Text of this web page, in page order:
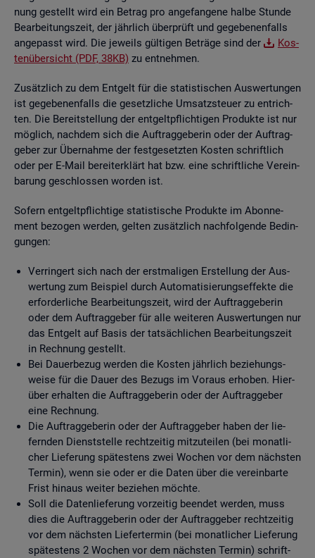
nung ge­stellt wird ein Be­trag pro an­ge­fan­ge­ne halbe Stun­de
Be­ar­bei­tungs­zeit, der jähr­lich über­prüft und ge­ge­be­nen­falls
an­ge­passt wird. Die je­weils gül­ti­gen Be­trä­ge sind der
Kos­
ten­über­sicht (PDF, 38KB) zu ent­neh­men.
Zu­sätz­lich zu dem Ent­gelt für die sta­tis­ti­schen Aus­wer­tun­gen
ist ge­ge­be­nen­falls die ge­setz­li­che Um­satz­steu­er zu ent­rich­
ten. Die Be­reit­stel­lung der ent­gelt­pflich­ti­gen Pro­duk­te ist nur
mög­lich, nach­dem sich die Auf­trag­ge­be­rin oder der Auf­trag­
ge­ber zur Über­nah­me der fest­ge­setz­ten Kos­ten schrift­lich
oder per E-Mail be­reit­er­klärt hat bzw. eine schrift­li­che Ver­ein­
ba­rung ge­schlos­sen wor­den ist.
So­fern ent­gelt­pflich­ti­ge sta­tis­ti­sche Pro­duk­te im Abon­ne­
ment be­zo­gen wer­den, gel­ten zu­sätz­lich nach­fol­gen­de Be­din­
gun­gen:
Ver­rin­gert sich nach der erst­ma­li­gen Er­stel­lung der Aus­
wer­tung zum Bei­spiel durch Au­to­ma­ti­sie­rungs­ef­fek­te die
er­for­der­li­che Be­ar­bei­tungs­zeit, wird der Auf­trag­ge­be­rin
oder dem Auf­trag­ge­ber für alle wei­te­ren Aus­wer­tun­gen nur
das Ent­gelt auf Basis der tat­säch­li­chen Be­ar­bei­tungs­zeit
in Rech­nung ge­stellt.
Bei Dau­er­be­zug wer­den die Kos­ten jähr­lich be­zie­hungs­
wei­se für die Dauer des Be­zugs im Vor­aus er­ho­ben. Hier­
über er­hal­ten die Auf­trag­ge­be­rin oder der Auf­trag­ge­ber
eine Rech­nung.
Die Auf­trag­ge­be­rin oder der Auf­trag­ge­ber haben der lie­
fern­den Dienst­stel­le recht­zei­tig mit­zu­tei­len (bei mo­nat­li­
cher Lie­fe­rung spä­tes­tens zwei Wo­chen vor dem nächs­ten
Ter­min), wenn sie oder er die Daten über die ver­ein­bar­te
Frist hin­aus wei­ter be­zie­hen möch­te.
Soll die Da­ten­lie­fe­rung vor­zei­tig be­en­det wer­den, muss
dies die Auf­trag­ge­be­rin oder der Auf­trag­ge­ber recht­zei­tig
vor dem nächs­ten Lie­fer­ter­min (bei mo­nat­li­cher Lie­fe­rung
spä­tes­tens 2 Wo­chen vor dem nächs­ten Ter­min) schrift­